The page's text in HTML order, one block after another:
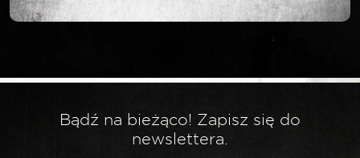
Wymagane pola są oznaczone
*
Twoja opinia*
Bądź na bieżąco! Zapisz się do
newslettera.